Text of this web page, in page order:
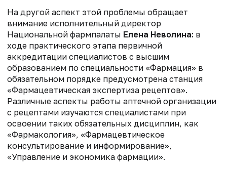
На другой аспект этой проблемы обращает
внимание исполнительный директор
Национальной фармпалаты Елена Неволина: в
ходе практического этапа первичной
аккредитации специалистов с высшим
образованием по специальности «Фармация» в
обязательном порядке предусмотрена станция
«Фармацевтическая экспертиза рецептов».
Различные аспекты работы аптечной организации
с рецептами изучаются специалистами при
освоении таких обязательных дисциплин, как
«Фармакология», «Фармацевтическое
консультирование и информирование»,
«Управление и экономика фармации».